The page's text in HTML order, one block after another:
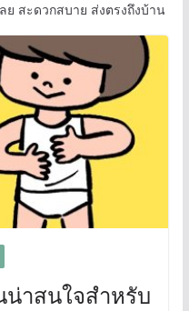
ย สะดวกสบาย ส่งตรงถึงบ้าน
าสนใจสำหรับ